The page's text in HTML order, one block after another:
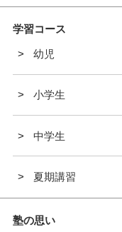
学習コース
幼児
小学生
中学生
夏期講習
塾の思い